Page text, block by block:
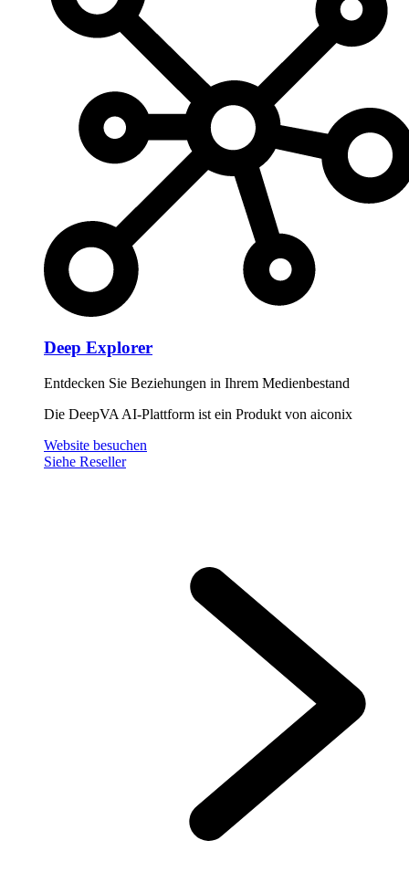
Deep Explorer
Entdecken Sie Beziehungen in Ihrem Medienbestand
Die DeepVA AI-Plattform ist ein Produkt von aiconix
Website besuchen
Siehe Reseller